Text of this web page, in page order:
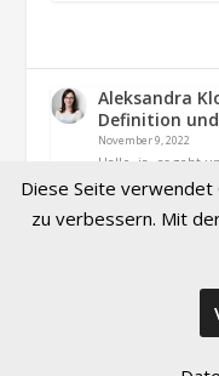
Aleksandra
Definition
November 9, 2022
Hallo, ja. es geht
Basu Jindal)
© 2026
Diese Seite verwendet
zu verbessern. Mit